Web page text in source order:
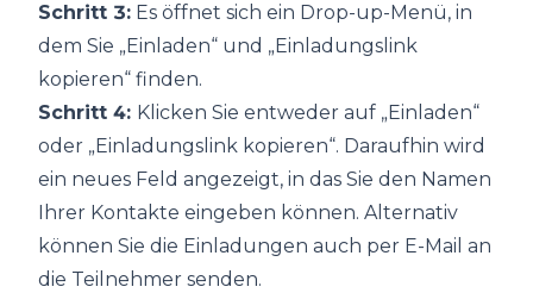
Schritt 3: Es öffnet sich ein Drop-up-Menü, in
dem Sie „Einladen“ und „Einladungslink
kopieren“ finden.
Schritt 4: Klicken Sie entweder auf „Einladen“
oder „Einladungslink kopieren“. Daraufhin wird
ein neues Feld angezeigt, in das Sie den Namen
Ihrer Kontakte eingeben können. Alternativ
können Sie die Einladungen auch per E-Mail an
die Teilnehmer senden.